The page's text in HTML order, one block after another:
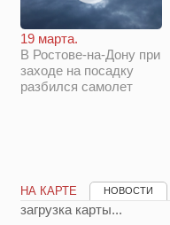
19 марта.
В Ростове-на-Дону при
заходе на посадку
разбился самолет
НА КАРТЕ НОВОСТИ
загрузка карты...